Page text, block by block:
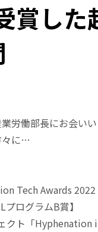
賞した
労働部長にお会い
々に…
Tech Awards 2022
ログラムB賞】
ト「Hyphenation